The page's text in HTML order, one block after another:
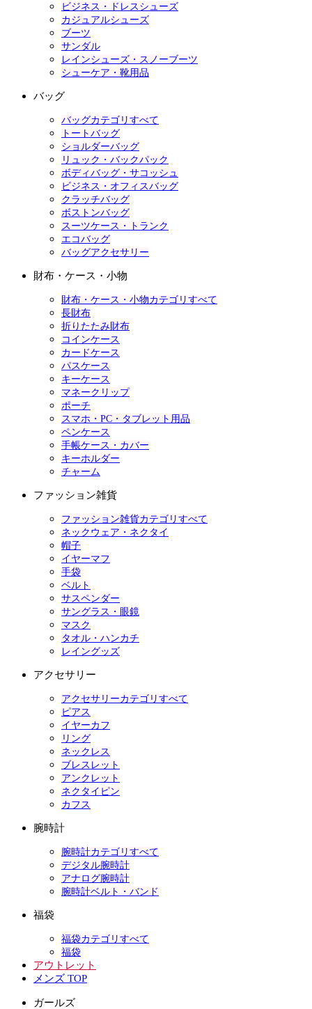
ビジネス・ドレスシューズ
カジュアルシューズ
ブーツ
サンダル
レインシューズ・スノーブーツ
シューケア・靴用品
バッグ
バッグカテゴリすべて
トートバッグ
ショルダーバッグ
リュック・バックパック
ボディバッグ・サコッシュ
ビジネス・オフィスバッグ
クラッチバッグ
ボストンバッグ
スーツケース・トランク
エコバッグ
バッグアクセサリー
財布・ケース・小物
財布・ケース・小物カテゴリすべて
長財布
折りたたみ財布
コインケース
カードケース
パスケース
キーケース
マネークリップ
ポーチ
スマホ・PC・タブレット用品
ペンケース
手帳ケース・カバー
キーホルダー
チャーム
ファッション雑貨
ファッション雑貨カテゴリすべて
ネックウェア・ネクタイ
帽子
イヤーマフ
手袋
ベルト
サスペンダー
サングラス・眼鏡
マスク
タオル・ハンカチ
レイングッズ
アクセサリー
アクセサリーカテゴリすべて
ピアス
イヤーカフ
リング
ネックレス
ブレスレット
アンクレット
ネクタイピン
カフス
腕時計
腕時計カテゴリすべて
デジタル腕時計
アナログ腕時計
腕時計ベルト・バンド
福袋
福袋カテゴリすべて
福袋
アウトレット
メンズ TOP
ガールズ